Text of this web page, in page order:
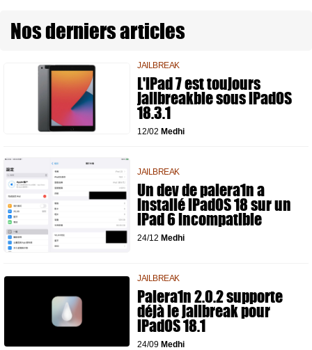
Nos derniers articles
JAILBREAK
L'iPad 7 est toujours
jailbreakble sous iPadOS
18.3.1
12/02 Medhi
JAILBREAK
Un dev de palera1n a
installé iPadOS 18 sur un
iPad 6 incompatible
24/12 Medhi
JAILBREAK
Palera1n 2.0.2 supporte
déjà le jailbreak pour
iPadOS 18.1
24/09 Medhi